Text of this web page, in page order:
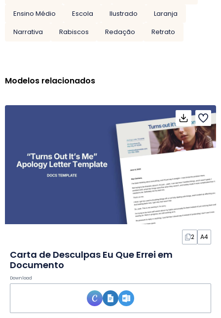
Ensino Médio
Escola Ilustrado
Laranja
Narrativa
Rabiscos Redação Retrato
Modelos relacionados
2 A4
Carta de Desculpas Eu Que Errei em
Documento
Download